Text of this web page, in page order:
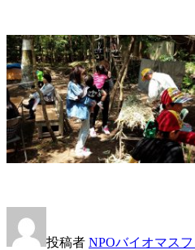
投稿者 NPOバイオマス